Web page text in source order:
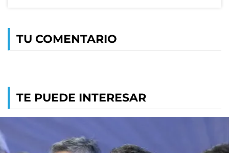
TU COMENTARIO
TE PUEDE INTERESAR